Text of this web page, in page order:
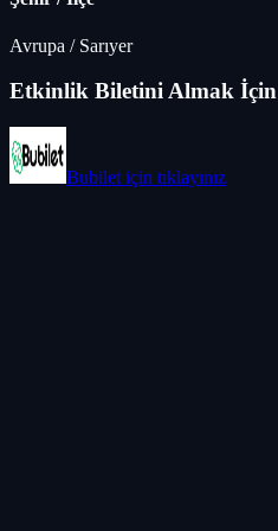
Avrupa / Sarıyer
Etkinlik Biletini Almak İçin
Bubilet için tıklayınız